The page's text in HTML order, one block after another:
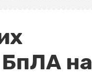
БпЛА на